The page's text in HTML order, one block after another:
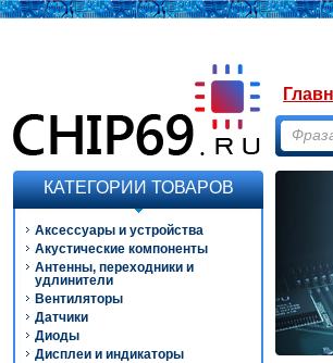
КАТЕГОРИИ ТОВАРОВ
Аксессуары и устройства
Акустические компоненты
Антенны, переходники и
удлинители
Вентиляторы
Датчики
Диоды
Дисплеи и индикаторы